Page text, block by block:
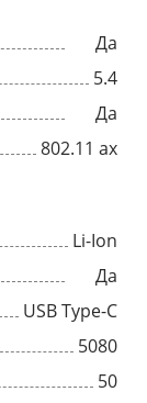
Да
5.4
Да
802.11 ax
Li-Ion
Да
USB Type-C
5080
50